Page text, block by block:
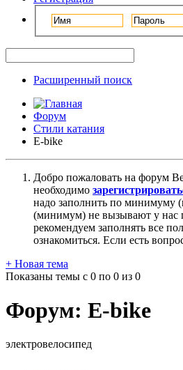
Расширенный поиск
Форум
Стили катания
E-bike
Добро пожаловать на форум
необходимо
надо заполнить по минимуму
(минимум) не вызывают у нас
рекомендуем заполнять все
ознакомиться. Если есть
+ Новая тема
Показаны темы с 0 по 0 из 0
Форум: E-bike
электровелосипед